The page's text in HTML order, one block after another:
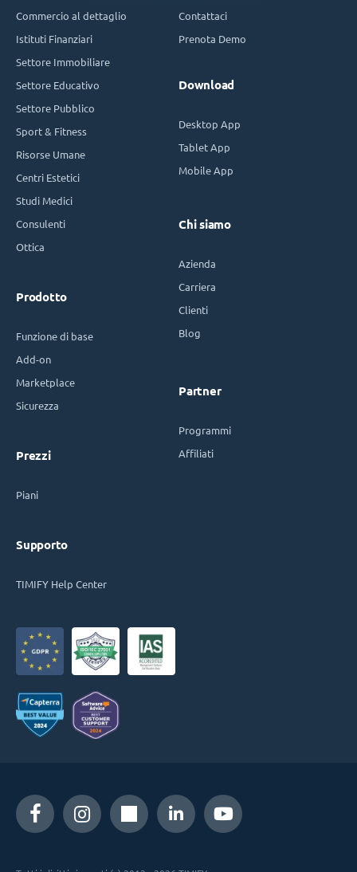
Commercio al dettaglio
Istituti Finanziari
Settore Immobiliare
Settore Educativo
Settore Pubblico
Sport & Fitness
Risorse Umane
Centri Estetici
Studi Medici
Consulenti
Ottica
Prodotto
Funzione di base
Add-on
Marketplace
Sicurezza
Prezzi
Piani
Supporto
TIMIFY Help Center
Contattaci
Prenota Demo
Download
Desktop App
Tablet App
Mobile App
Chi siamo
Azienda
Carriera
Clienti
Blog
Partner
Programmi
Affiliati